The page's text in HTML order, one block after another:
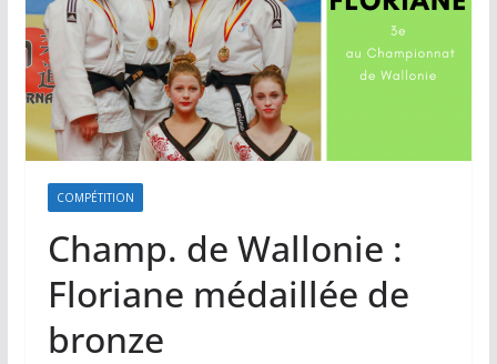
COMPÉTITION
Champ. de Wallonie :
Floriane médaillée de
bronze